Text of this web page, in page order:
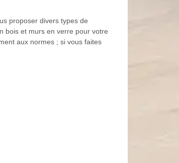
proposer divers types de
bois et murs en verre pour votre
aux normes ; si vous faites